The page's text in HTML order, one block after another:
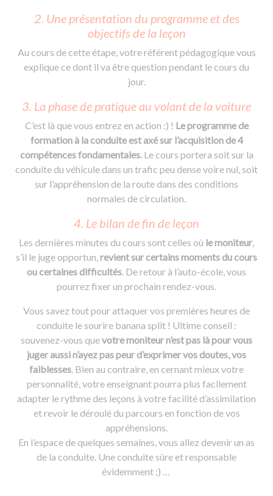
2. Une présentation du programme et des
objectifs de la leçon
Au cours de cette étape, votre référent pédagogique vous
explique ce dont il va être question pendant le cours du
jour.
3. La phase de pratique au volant de la voiture
C’est là que vous entrez en action :) ! Le programme de
formation à la conduite est axé sur l’acquisition de 4
compétences fondamentales.Le cours portera soit sur la
conduite du véhicule dans un trafic peu dense voire nul, soit
sur l’appréhension de la route dans des conditions
normales de circulation.
4. Le bilan de fin de leçon
Les dernières minutes du cours sont celles où le moniteur,
s’il le juge opportun,revient sur certains moments du cours
ou certaines difficultés. De retour à l’auto-école, vous
pourrez fixer un prochain rendez-vous.
Vous savez tout pour attaquer vos premières heures de
conduite le sourire banana split ! Ultime conseil :
souvenez-vous quevotre moniteur n’est pas là pour vous
juger aussi n’ayez pas peur d’exprimer vos doutes, vos
faiblesses. Bien au contraire, en cernant mieux votre
personnalité, votre enseignant pourra plus facilement
adapter le rythme des leçons à votre facilité d’assimilation
et revoir le déroulé du parcours en fonction de vos
appréhensions.
En l’espace de quelques semaines, vous allez devenir un as
de la conduite. Une conduite sûre et responsable
évidemment ;) …